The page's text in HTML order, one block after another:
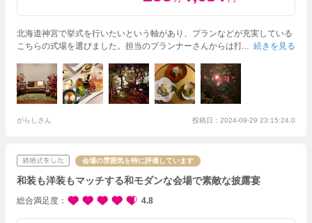
北海道神宮で挙式を行いたいという軸があり、プランなどが充実している
こちらの式場を選びました。担当のプランナーさんからは打ち合わせの時
不安なく挙式を行うことが出来ました。久しぶりに会うゲストと歓談で
きる時間をたくさん作りたいと思い、イベントなどはそこまで多く組み込
みませんでしたが、それでも時間が足りないと思うくらいあっという間に
当日は打ち合わせ通りにいかないこともありましたが、それをカバーして
続きを見る
がらしさん 投稿日：2024-09-29 23:15:24.0
会場の雰囲気を特に評価しています
和装も洋装もマッチする和モダンな会場で素敵な披露宴
総合満足度 4.8